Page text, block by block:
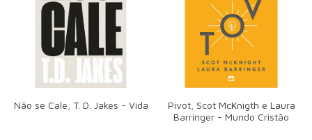
Não se Cale, T. D. Jakes - Vida
Pivot, Scot McKnigth e Laura
Barringer - Mundo Cristão